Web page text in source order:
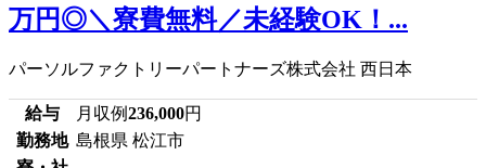
万円◎＼寮費無料／未経験OK！...
パーソルファクトリーパートナーズ株式会社 西日本
給与 月収例236,000円
勤務地 島根県 松江市